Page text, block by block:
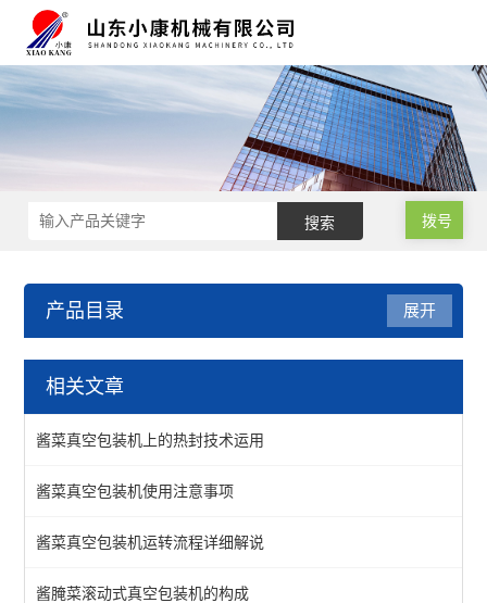
拨号
产品目录
滚动式真空包装设备
展开
相关文章
酱菜真空包装机上的热封技术运用
酱菜真空包装机使用注意事项
酱菜真空包装机运转流程详细解说
酱腌菜滚动式真空包装机的构成